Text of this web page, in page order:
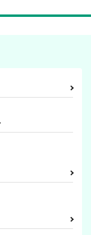
へし切長谷部×女主人公
作品詳細